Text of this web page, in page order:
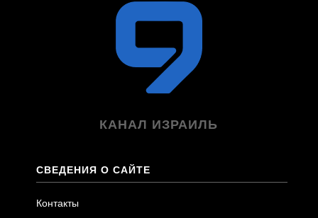
КАНАЛ ИЗРАИЛЬ
СВЕДЕНИЯ О САЙТЕ
Контакты